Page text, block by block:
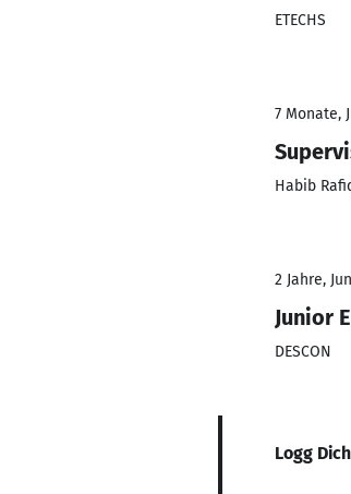
ETECHS
7 Monate,
Habib
2 Jahre,
Junior
DESCON
Logg